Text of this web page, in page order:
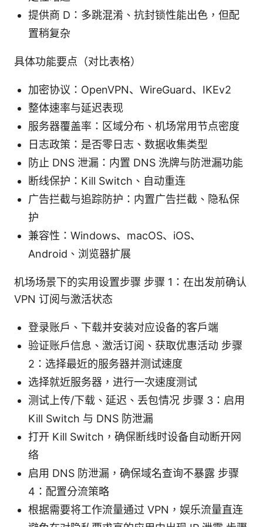
提供商 D：多跳混淆、抗封锁性能出色，但配
置稍复杂
具体功能要点（对比表格）
加密协议：OpenVPN、WireGuard、IKEv2
整体速率与延迟表现
服务器覆盖率：区域分布、机场常用节点密度
日志政策：是否零日志、数据收集类型
防止 DNS 泄漏：内置 DNS 洗牌与防泄漏功能
断线保护：Kill Switch、自动重连
广告拦截与追踪防护：内置广告拦截、隐私保
护
兼容性：Windows、macOS、iOS、
Android、浏览器扩展
机场场景下的实用设置步骤 步骤 1：在出发前确认
VPN 订阅与激活状态
登录账户、下载并安装对应设备的客户端
验证账户信息、激活订阅、获取优惠活动 步骤
2：选择最近的服务器并测试速度
选择就近服务器，进行一次速度测试
测试上传/下载、延迟、丢包情况 步骤 3：启用
Kill Switch 与 DNS 防泄漏
打开 Kill Switch，确保断线时设备自动断开网
络
启用 DNS 防泄漏，确保域名查询不暴露 步骤
4：配置分流策略
根据需要将工作流量通过 VPN，娱乐流量直连